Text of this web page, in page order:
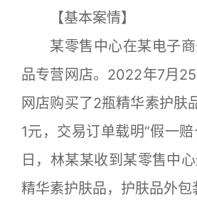
【基本案情】
某零售中心在某电子商
品专营网店。2022年7月
网店购买了2瓶精华素护肤
1元，交易订单载明“假一
日，林某某收到某零售中
精华素护肤品，护肤品外包